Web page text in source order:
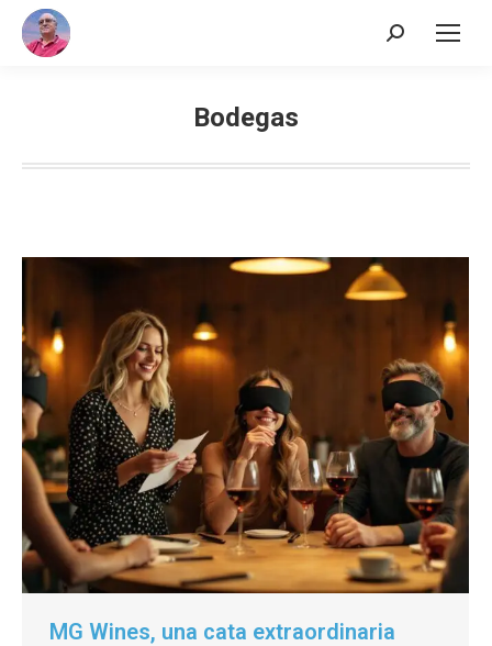
Buscar:
Bodegas
MG Wines, una cata extraordinaria